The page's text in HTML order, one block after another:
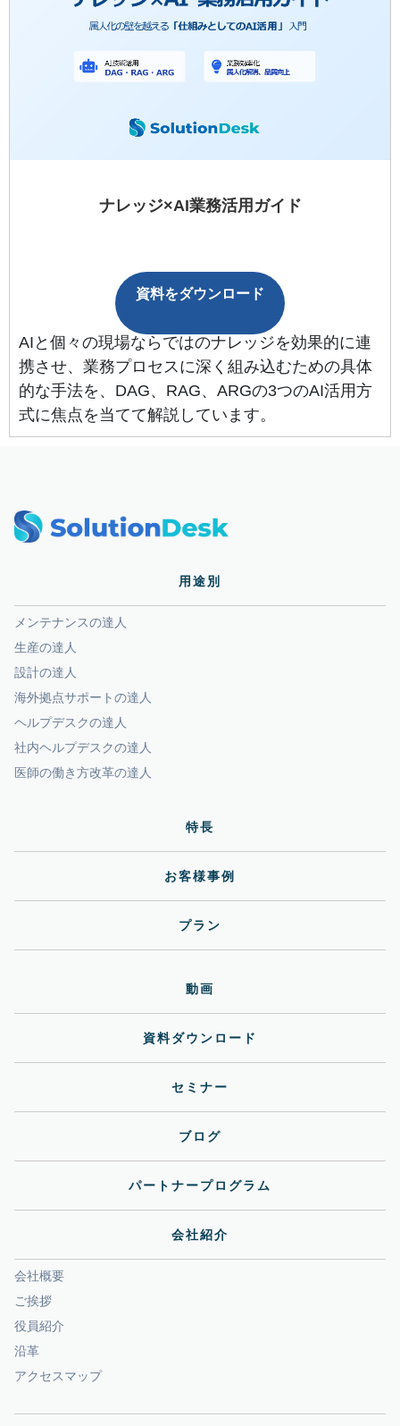
ナレッジ×AI業務活用ガイド
資料をダウンロード
AIと個々の現場ならではのナレッジを効果的に連
携させ、業務プロセスに深く組み込むための具体
的な手法を、DAG、RAG、ARGの3つのAI活用方
式に焦点を当てて解説しています。
用途別
メンテナンスの達人
生産の達人
設計の達人
海外拠点サポートの達人
ヘルプデスクの達人
社内ヘルプデスクの達人
医師の働き方改革の達人
特長
お客様事例
プラン
動画
資料ダウンロード
セミナー
ブログ
パートナープログラム
会社紹介
会社概要
ご挨拶
役員紹介
沿革
アクセスマップ